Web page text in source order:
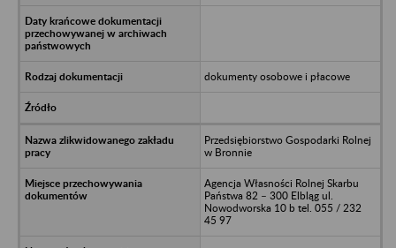
dokumenty osobowe i płacowe
Przedsiębiorstwo Gospodarki Rolnej
w Bronnie
Agencja Własności Rolnej Skarbu
Państwa 82 – 300 Elbląg ul.
Nowodworska 10 b tel. 055 / 232
45 97